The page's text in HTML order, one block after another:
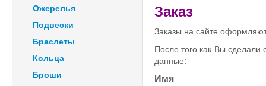
Ожерелья
Подвески
Браслеты
Кольца
Броши
Заказ
Заказы на сайте
После того как Вы
данные:
Имя